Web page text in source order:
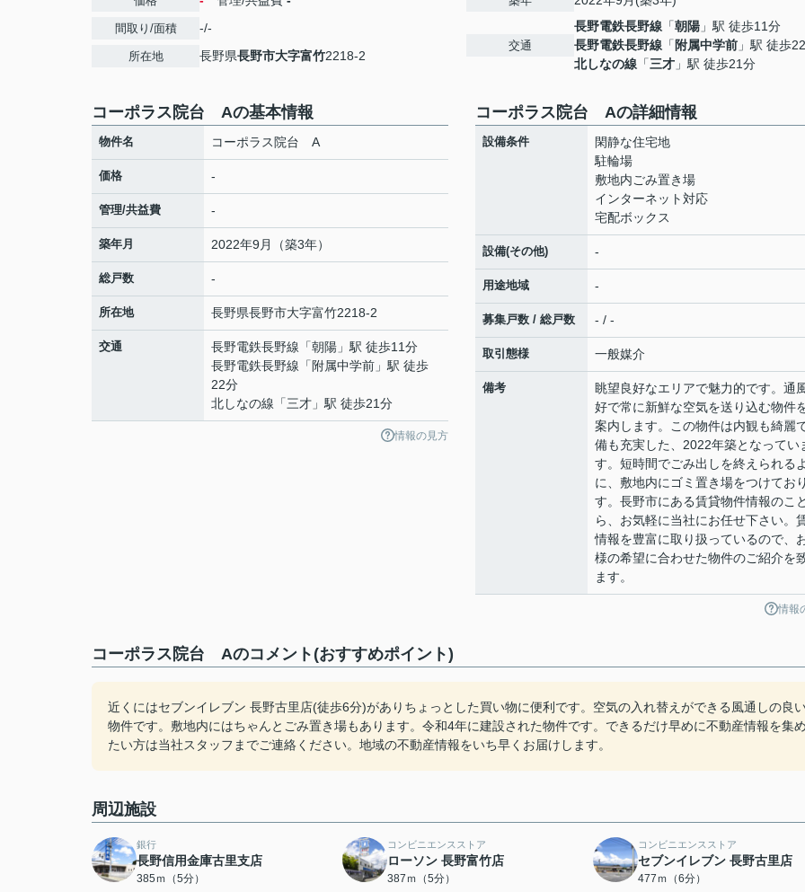
間取り/面積 -/-
所在地 長野県長野市大字富竹2218-2
交通
長野電鉄長野線 「朝陽 」駅 徒歩11分
長野電鉄長野線 「 附属中学前 」駅 徒歩
北しなの線 「三才 」駅 徒歩21分
コーポラス院台 Aの基本情報
物件名 コーポラス院台 A
価格 -
管理/共益費 -
築年月 2022年9月（築3年）
総戸数 -
所在地 長野県長野市大字富竹2218-2
交通 長野電鉄長野線 「朝陽 」駅 徒歩11分
長野電鉄長野線 「 附属中学前 」駅 徒歩
22分
北しなの線 「三才 」駅 徒歩21分
情報の見方
コーポラス院台 Aの詳細情報
設備条件
閑静な住宅地
駐輪場
敷地内ごみ置き場
インターネット対応
宅配ボックス
設備(その他) -
用途地域 -
募集戸数 / 総戸数 - / -
取引態様 一般媒介
備考
眺望良好なエリアで魅力的です。通
好で常に新鮮な空気を送り込む物件
案内します。この物件は内観も綺麗
備も充実した、2022年築となってい
す。短時間でごみ出しを終えられる
に、敷地内にゴミ置き場をつけてお
す。長野市にある賃貸物件情報のこ
ら、お気軽に当社にお任せ下さい。
情報を豊富に取り扱っているので、
様の希望に合わせた物件のご紹介を
ます。
情報
コーポラス院台 Aのコメント(おすすめポイント)
近くにはセブンイレブン 長野古里店(徒歩6分)がありちょっとした買い物に便利です。空気の入れ替えができる風通しの良
物件です。敷地内にはちゃんとごみ置き場もあります。令和4年に建設された物件です。できるだけ早めに不動産情報を集
たい方は当社スタッフまでご連絡ください。地域の不動産情報をいち早くお届けします。
周辺施設
銀行
長野信用金庫古里支店
385ｍ（5分）
コンビニエンスストア
ローソン 長野富竹店
387ｍ（5分）
コンビニエンスストア
セブンイレブン 長野古里店
477ｍ（6分）